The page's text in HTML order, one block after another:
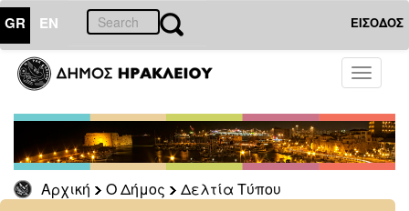
GR EN ΕΙΣΟΔΟΣ
Toggle
Αρχική Ο Δήμος Δελτία Τύπου
ΔΗΜΟΣ
Δελτία
Τύπου
Αρχείο